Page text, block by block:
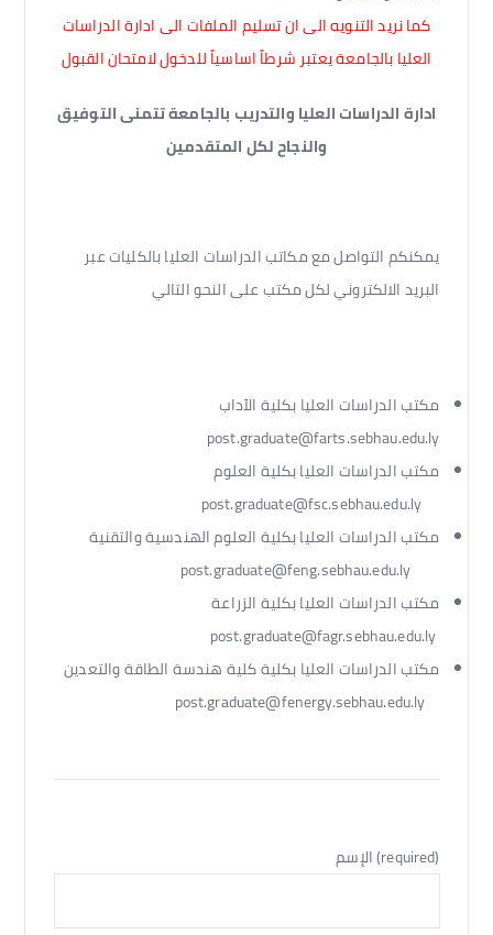
كما نريد التنويه الى ان تسليم الملفات الى ادارة الدراسات
العليا بالجامعة يعتبر شرطاً اساسياً للدخول لامتحان القبول
ادارة الدراسات العليا والتدريب بالجامعة تتمنى التوفيق
والنجاح لكل المتقدمين
يمكنكم التواصل مع مكاتب الدراسات العليا بالكليات عبر
البريد الالكتروني لكل مكتب على النحو التالي
مكتب الدراسات العليا بكلية الآداب
post.graduate@farts.sebhau.edu.ly
مكتب الدراسات العليا بكلية العلوم
post.graduate@fsc.sebhau.edu.ly
مكتب الدراسات العليا بكلية العلوم الهندسية والتقنية
post.graduate@feng.sebhau.edu.ly
مكتب الدراسات العليا بكلية الزراعة
post.graduate@fagr.sebhau.edu.ly
مكتب الدراسات العليا بكلية كلية هندسة الطاقة والتعدين
post.graduate@fenergy.sebhau.edu.ly
الإسم (required)